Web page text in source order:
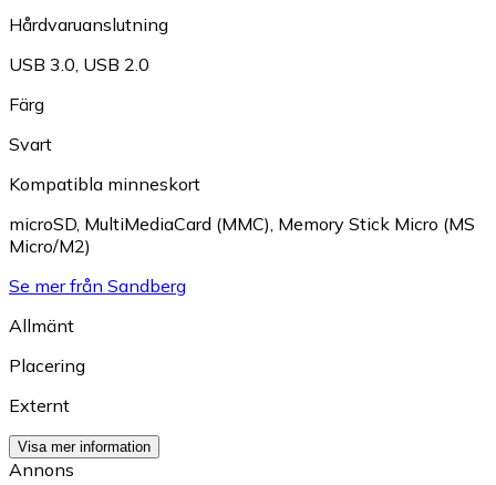
Hårdvaruanslutning
USB 3.0, USB 2.0
Färg
Svart
Kompatibla minneskort
microSD, MultiMediaCard (MMC), Memory Stick Micro (MS
Micro/M2)
Se mer från Sandberg
Allmänt
Placering
Externt
Visa mer information
Annons